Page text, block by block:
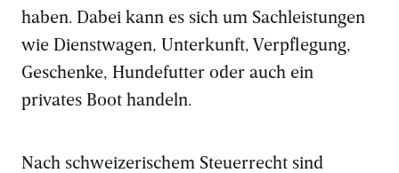
haben. Dabei kann es sich um Sachleistungen
wie Dienstwagen, Unterkunft, Verpflegung,
Geschenke, Hundefutter oder auch ein
privates Boot handeln.
Nach schweizerischem Steuerrecht sind